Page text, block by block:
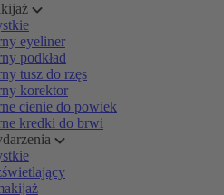
eyeliner
podkład
tusz do rzęs
korektor
cienie do powiek
kredki do brwi